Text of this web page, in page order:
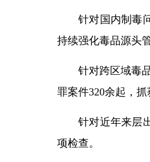
针对国内制毒
持续强化毒品源头
针对跨区域毒
罪案件320余起，抓
针对近年来层
项检查。